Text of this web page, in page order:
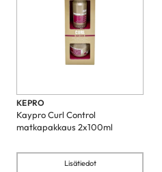
KEPRO
Kaypro Curl Control
matkapakkaus 2x100ml
Lisätiedot